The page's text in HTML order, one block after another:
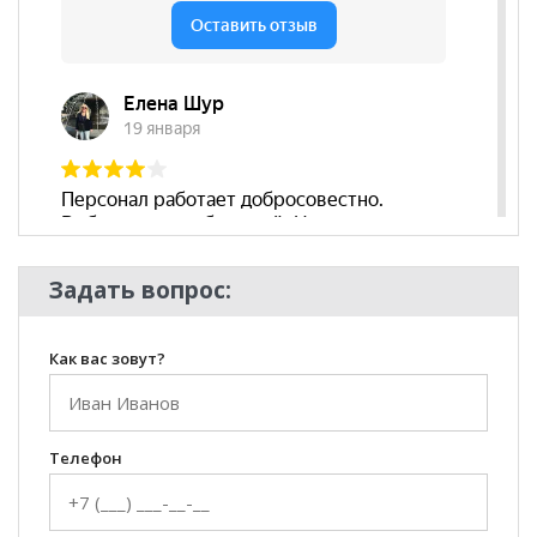
Задать вопрос:
Как вас зовут?
Телефон